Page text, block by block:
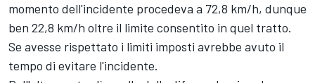
momento dell'incidente procedeva a 72,8 km/h, dunque
ben 22,8 km/h oltre il limite consentito in quel tratto.
Se avesse rispettato i limiti imposti avrebbe avuto il
tempo di evitare l'incidente.